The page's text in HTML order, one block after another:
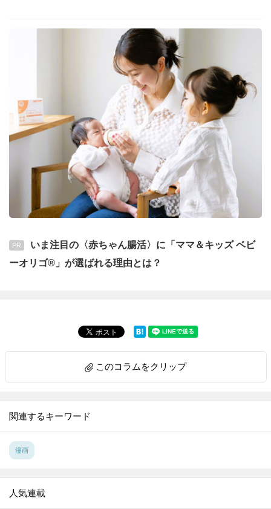
PR
いま注目の〈赤ちゃん腸活〉に「ママ＆キッズ ベビ
ーオリゴ®」が選ばれる理由とは？
このコラムをクリップ
関連するキーワード
漫画
人気連載